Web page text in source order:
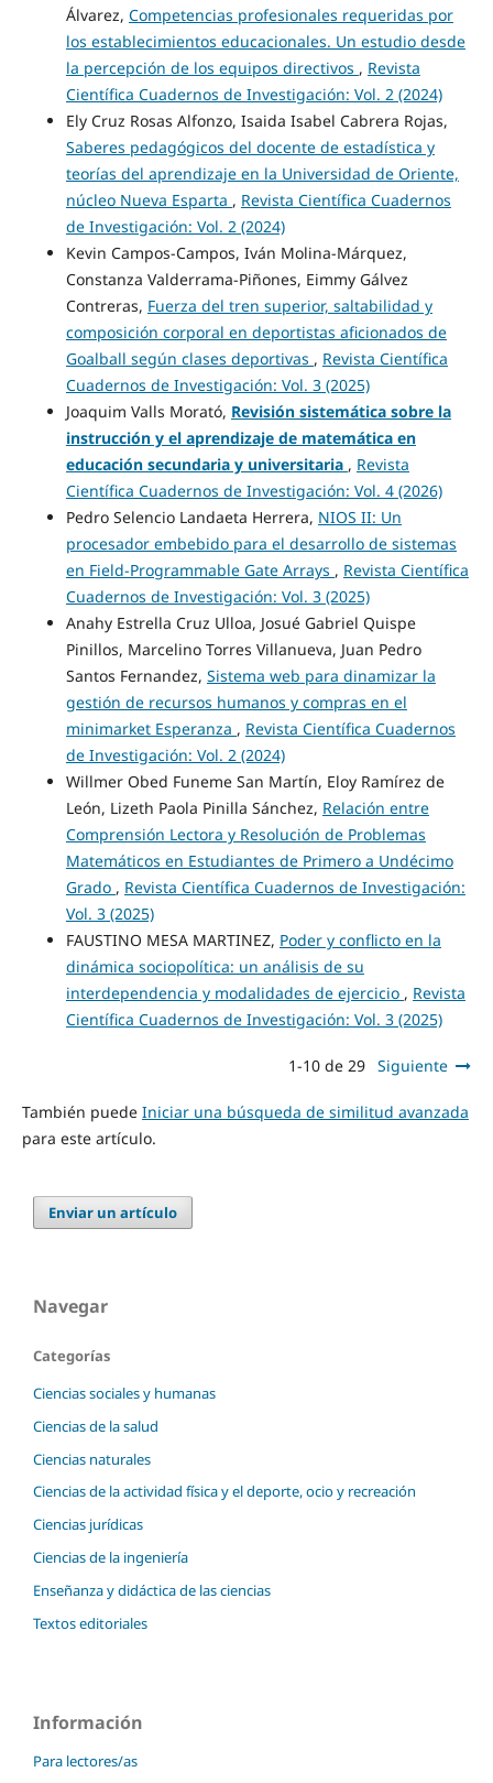
Álvarez, Competencias profesionales requeridas por
los establecimientos educacionales. Un estudio desde
la percepción de los equipos directivos , Revista
Científica Cuadernos de Investigación: Vol. 2 (2024)
Ely Cruz Rosas Alfonzo, Isaida Isabel Cabrera Rojas,
Saberes pedagógicos del docente de estadística y
teorías del aprendizaje en la Universidad de Oriente,
núcleo Nueva Esparta , Revista Científica Cuadernos
de Investigación: Vol. 2 (2024)
Kevin Campos-Campos, Iván Molina-Márquez,
Constanza Valderrama-Piñones, Eimmy Gálvez
Contreras, Fuerza del tren superior, saltabilidad y
composición corporal en deportistas aficionados de
Goalball según clases deportivas , Revista Científica
Cuadernos de Investigación: Vol. 3 (2025)
Joaquim Valls Morató, Revisión sistemática sobre la
instrucción y el aprendizaje de matemática en
educación secundaria y universitaria , Revista
Científica Cuadernos de Investigación: Vol. 4 (2026)
Pedro Selencio Landaeta Herrera, NIOS II: Un
procesador embebido para el desarrollo de sistemas
en Field-Programmable Gate Arrays , Revista Científica
Cuadernos de Investigación: Vol. 3 (2025)
Anahy Estrella Cruz Ulloa, Josué Gabriel Quispe
Pinillos, Marcelino Torres Villanueva, Juan Pedro
Santos Fernandez, Sistema web para dinamizar la
gestión de recursos humanos y compras en el
minimarket Esperanza , Revista Científica Cuadernos
de Investigación: Vol. 2 (2024)
Willmer Obed Funeme San Martín, Eloy Ramírez de
León, Lizeth Paola Pinilla Sánchez, Relación entre
Comprensión Lectora y Resolución de Problemas
Matemáticos en Estudiantes de Primero a Undécimo
Grado , Revista Científica Cuadernos de Investigación:
Vol. 3 (2025)
FAUSTINO MESA MARTINEZ, Poder y conflicto en la
dinámica sociopolítica: un análisis de su
interdependencia y modalidades de ejercicio , Revista
Científica Cuadernos de Investigación: Vol. 3 (2025)
1-10 de 29 Siguiente
También puede Iniciar una búsqueda de similitud avanzada
para este artículo.
Enviar un artículo
Navegar
Categorías
Ciencias sociales y humanas
Ciencias de la salud
Ciencias naturales
Ciencias de la actividad física y el deporte, ocio y recreación
Ciencias jurídicas
Ciencias de la ingeniería
Enseñanza y didáctica de las ciencias
Textos editoriales
Información
Para lectores/as